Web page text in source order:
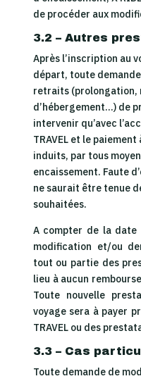
de procéder aux
3.2 – Autres
Après l’inscription au
départ, toute
retraits
d’hébergement…) de
intervenir qu’avec
TRAVEL et le paiement
induits, par tous
encaissement. Faute
ne saurait être tenue
souhaitées.
A compter de la
modification et/ou
tout ou partie des
lieu à aucun
Toute nouvelle
voyage sera à payer
TRAVEL ou des
3.3 – Cas
Toute demande de